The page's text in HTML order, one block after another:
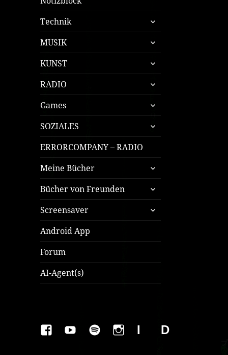
Technik
untermenü
öffnen
MUSIK
untermenü
öffnen
KUNST
untermenü
öffnen
RADIO
untermenü
öffnen
Games
untermenü
öffnen
SOZIALES
untermenü
öffnen
ERRORCOMPANY – RADIO
Meine Bücher
untermenü
öffnen
Bücher von Freunden
untermenü
öffnen
Screensaver
untermenü
öffnen
Android App
Forum
AI-Agent(s)
FAKEBOOK
YOUTUBESPOTIFYINSTAGRAM
IMPRESSUM